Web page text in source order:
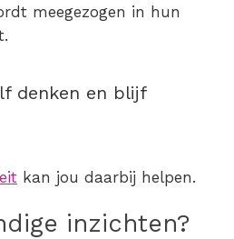
meegezogen in hun
denken en blijf
kan jou daarbij helpen.
inzichten?